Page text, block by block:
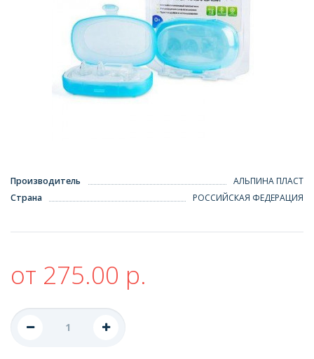
Производитель
АЛЬПИНА ПЛАСТ
Страна
РОССИЙСКАЯ ФЕДЕРАЦИЯ
от 275.00 р.